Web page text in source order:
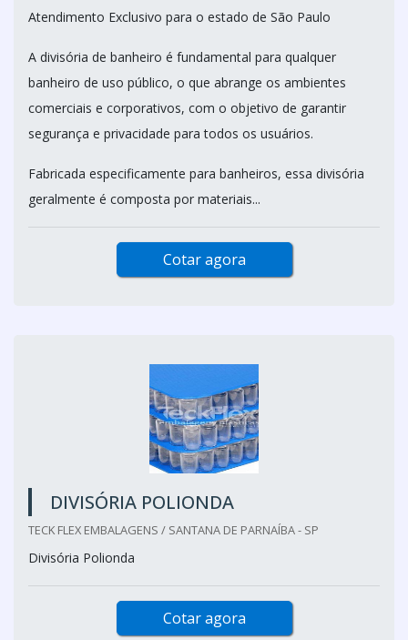
Atendimento Exclusivo para o estado de São Paulo
A divisória de banheiro é fundamental para qualquer
banheiro de uso público, o que abrange os ambientes
comerciais e corporativos, com o objetivo de garantir
segurança e privacidade para todos os usuários.
Fabricada especificamente para banheiros, essa divisória
geralmente é composta por materiais...
Cotar agora
DIVISÓRIA POLIONDA
TECK FLEX EMBALAGENS / SANTANA DE PARNAÍBA - SP
Divisória Polionda
Cotar agora